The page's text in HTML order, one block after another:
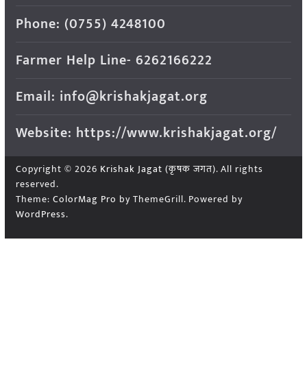
Phone: (0755) 4248100
Farmer Help Line- 6262166222
Email: info@krishakjagat.org
Website: https://www.krishakjagat.org/
Copyright © 2026 Krishak Jagat (कृषक जगत). All rights
reserved.
Theme: ColorMag Pro by ThemeGrill. Powered by
WordPress.